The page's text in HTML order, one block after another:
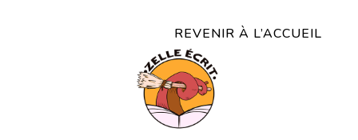
REVENIR À L’ACCUEIL